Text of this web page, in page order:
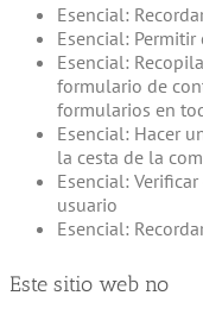
Esencial:
Esencial:
Esencial:
formulario de
formularios en
Esencial: Hacer
la cesta de la
Esencial:
usuario
Esencial:
Este sitio web no